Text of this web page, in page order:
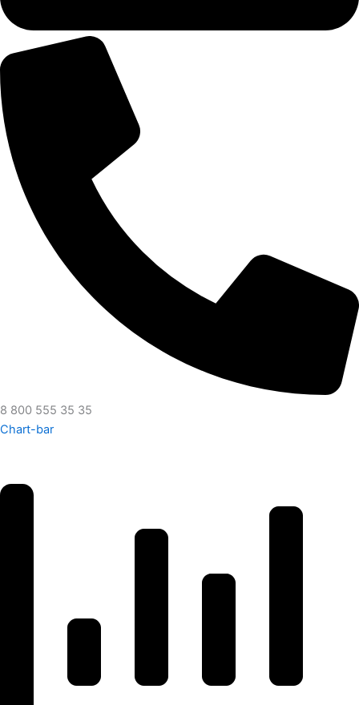
8 800 555 35 35
Chart-bar